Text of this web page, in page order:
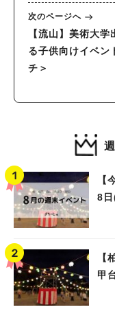
次のページへ
【流山】美術大
る子供向けイベン
チ＞
【
8
【
甲